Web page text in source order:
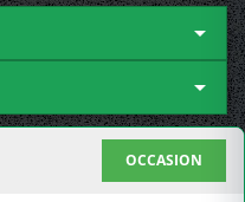


OCCASION